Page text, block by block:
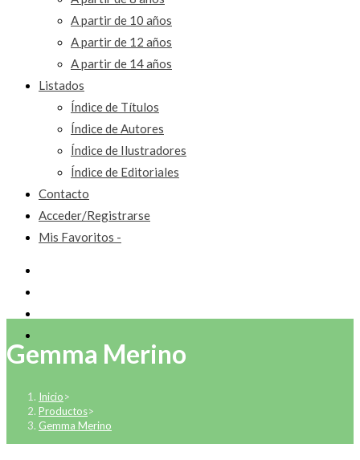
A partir de 10 años
A partir de 12 años
A partir de 14 años
Listados
Índice de Títulos
Índice de Autores
Índice de Ilustradores
Índice de Editoriales
Contacto
Acceder/Registrarse
Mis Favoritos -
Gemma Merino
Inicio>
Productos>
Gemma Merino